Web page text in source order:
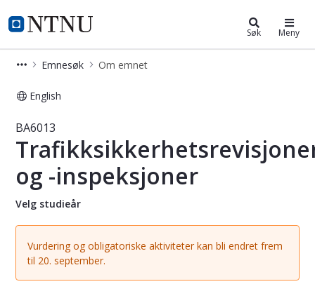
NTNU Hjemmeside
Studier Søk Meny
Emnesøk Om emnet
English
Emne - Trafikksikkerhetsrevisjoner
BA6013
og -inspeksjoner
Velg studieår
Vurdering og obligatoriske aktiviteter kan bli endret frem
til 20. september.